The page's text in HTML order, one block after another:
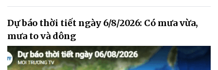
Dự báo thời tiết ngày 6/8/2026: Có mưa vừa,
mưa to và dông